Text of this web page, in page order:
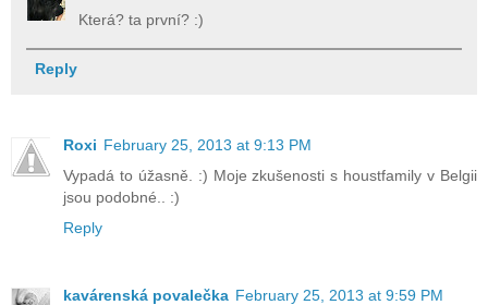
Která? ta první? :)
Reply
Roxi February 25, 2013 at 9:13 PM
Vypadá to úžasně. :) Moje zkušenosti s houstfamily v Belgii
jsou podobné.. :)
Reply
kavárenská povalečka February 25, 2013 at 9:59 PM